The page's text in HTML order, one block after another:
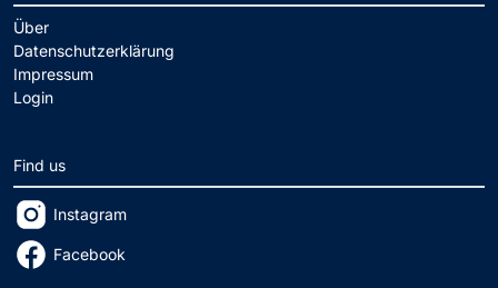
Über
Datenschutzerklärung
Impressum
Login
Find us
Instagram
Facebook